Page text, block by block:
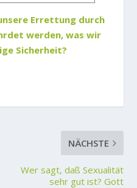
Errettung durch
werden, was wir
Sicherheit?
NÄCHSTE
Wer sagt, daß Sexualität
sehr gut ist? Gott